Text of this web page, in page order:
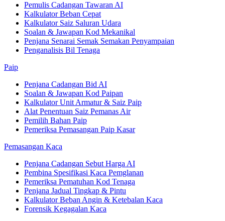
Pemulis Cadangan Tawaran AI
Kalkulator Beban Cepat
Kalkulator Saiz Saluran Udara
Soalan & Jawapan Kod Mekanikal
Penjana Senarai Semak Semakan Penyampaian
Penganalisis Bil Tenaga
Paip
Penjana Cadangan Bid AI
Soalan & Jawapan Kod Paipan
Kalkulator Unit Armatur & Saiz Paip
Alat Penentuan Saiz Pemanas Air
Pemilih Bahan Paip
Pemeriksa Pemasangan Paip Kasar
Pemasangan Kaca
Penjana Cadangan Sebut Harga AI
Pembina Spesifikasi Kaca Pemglanan
Pemeriksa Pematuhan Kod Tenaga
Penjana Jadual Tingkap & Pintu
Kalkulator Beban Angin & Ketebalan Kaca
Forensik Kegagalan Kaca